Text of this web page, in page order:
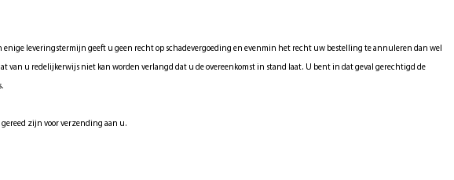
leveringstermijn geeft u geen recht op schadevergoeding en evenmin het recht uw bestelling te annuleren dan wel
u redelijkerwijs niet kan worden verlangd dat u de overeenkomst in stand laat. U bent in dat geval gerechtigd de
zijn voor verzending aan u.